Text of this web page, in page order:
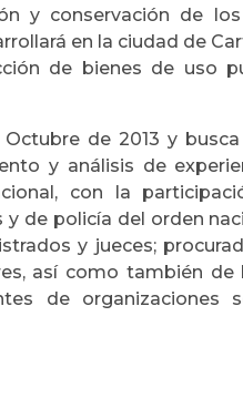
y conservación de
en la ciudad de
de bienes de uso
de 2013 y
y análisis de
con la
de policía del orden
y jueces;
así como también de
de organizaciones